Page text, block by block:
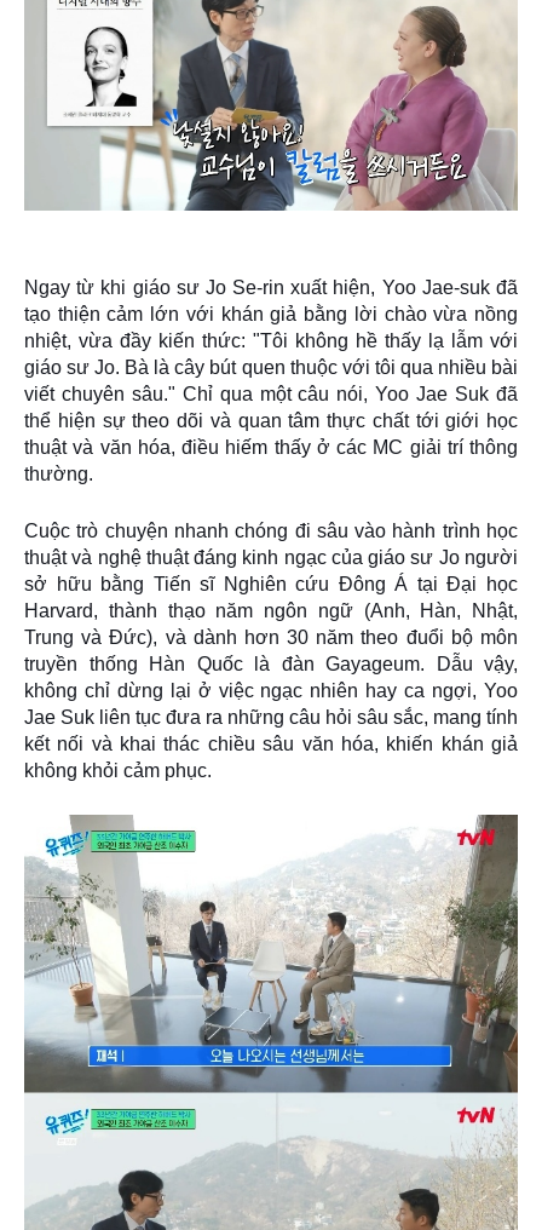
Ngay từ khi giáo sư Jo Se-rin xuất hiện, Yoo Jae-suk đã
tạo thiện cảm lớn với khán giả bằng lời chào vừa nồng
nhiệt, vừa đầy kiến thức: "Tôi không hề thấy lạ lẫm với
giáo sư Jo. Bà là cây bút quen thuộc với tôi qua nhiều bài
viết chuyên sâu." Chỉ qua một câu nói, Yoo Jae Suk đã
thể hiện sự theo dõi và quan tâm thực chất tới giới học
thuật và văn hóa, điều hiếm thấy ở các MC giải trí thông
thường.
Cuộc trò chuyện nhanh chóng đi sâu vào hành trình học
thuật và nghệ thuật đáng kinh ngạc của giáo sư Jo người
sở hữu bằng Tiến sĩ Nghiên cứu Đông Á tại Đại học
Harvard, thành thạo năm ngôn ngữ (Anh, Hàn, Nhật,
Trung và Đức), và dành hơn 30 năm theo đuổi bộ môn
truyền thống Hàn Quốc là đàn Gayageum. Dẫu vậy,
không chỉ dừng lại ở việc ngạc nhiên hay ca ngợi, Yoo
Jae Suk liên tục đưa ra những câu hỏi sâu sắc, mang tính
kết nối và khai thác chiều sâu văn hóa, khiến khán giả
không khỏi cảm phục.